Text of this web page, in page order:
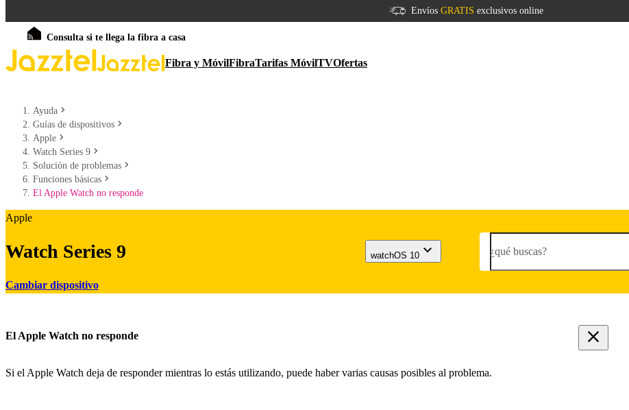
Envíos GRATIS exclusivos online
Consulta si te llega la fibra a casa
Fibra y MóvilFibraTarifas MóvilTVOfertas
Ayuda
Guías de dispositivos
Apple
Watch Series 9
Solución de problemas
Funciones básicas
El Apple Watch no responde
Apple
Watch Series 9
Cambiar dispositivo
watchOS 10 ¿qué buscas?
El Apple Watch no responde
Si el Apple Watch deja de responder mientras lo estás utilizando, puede haber varias causas posibles al problema.